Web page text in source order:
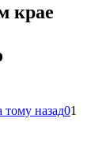
крае
тому назад01